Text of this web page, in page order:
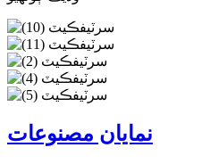
نمايان مصنوعات